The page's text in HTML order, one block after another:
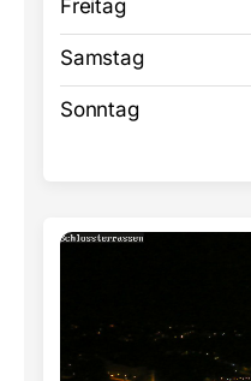
Freitag
Samstag
Sonntag